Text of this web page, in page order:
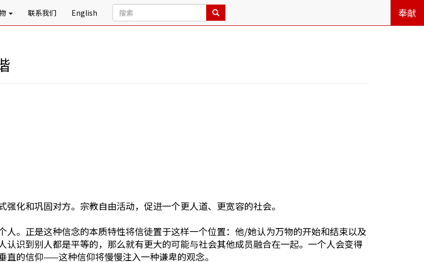
联系我们 English 奉献
化和巩固对方。宗教自由活动，促进一个更人道、更宽容的社会。
人。正是这种信念的本质特性将信徒置于这样一个位置：他/她认为万物的开始和结束以及
识到别人都是平等的，那么就有更大的可能与社会其他成员融合在一起。一个人会变得
的信仰——这种信仰将慢慢注入一种谦卑的观念。